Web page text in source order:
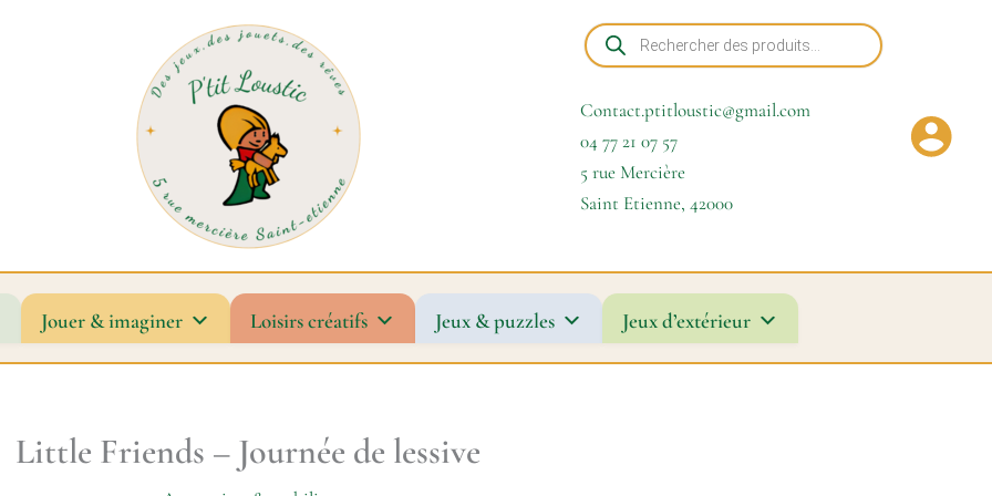
Recherche
de
produits
Contact.ptitloustic@gmail.com
04 77 21 07 57
5 rue Mercière
Saint Etienne, 42000
Jouer & imaginer Loisirs créatifs Jeux & puzzles Jeux d’extérieur
Little Friends – Journée de lessive